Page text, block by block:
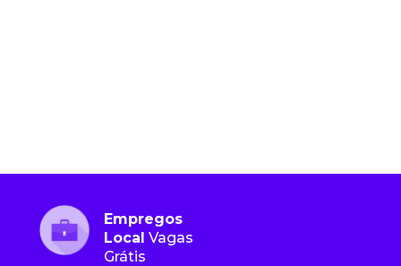
Empregos
Local Vagas
Grátis